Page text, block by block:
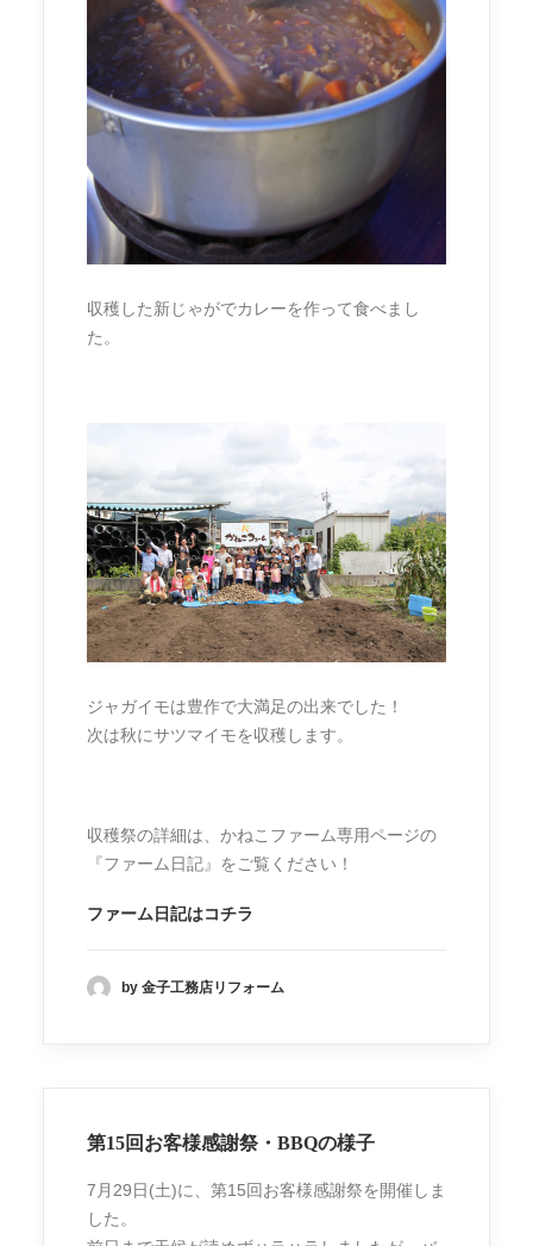
収穫した新じゃがでカレーを作って食べまし
た。
ジャガイモは豊作で大満足の出来でした！
次は秋にサツマイモを収穫します。
収穫祭の詳細は、かねこファーム専用ページの
『ファーム日記』をご覧ください！
ファーム日記はコチラ
by 金子工務店リフォーム
第15回お客様感謝祭・BBQの様子
7月29日(土)に、第15回お客様感謝祭を開催しま
した。